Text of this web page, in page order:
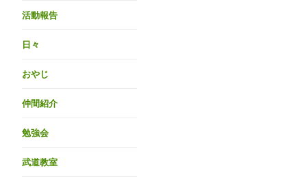
活動報告
日々
おやじ
仲間紹介
勉強会
武道教室